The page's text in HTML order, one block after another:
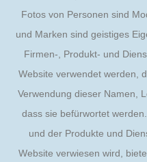
Fotos von Personen sind
und Marken sind geistiges
Firmen-, Produkt- und
Website verwendet werden,
Verwendung dieser Namen,
dass sie befürwortet
und der Produkte und
Website verwiesen wird,